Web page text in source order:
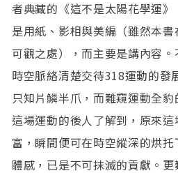
者典藏的《這不是太陽花學運
是用紙、影相與美編（雖然本
可觀之處），而主要是講內容
時空脈絡清楚交待318運動的發
只知片鱗半爪，而難窺運動全
這場運動的後人了解到，原來
富，瞬間便可在時空縱深的烘
體感，已是不可抹滅的貢獻。